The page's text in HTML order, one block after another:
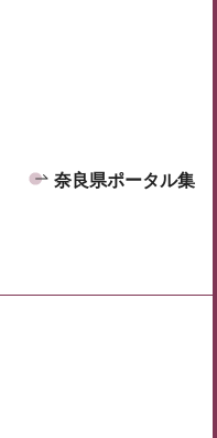
奈良県ポータル集